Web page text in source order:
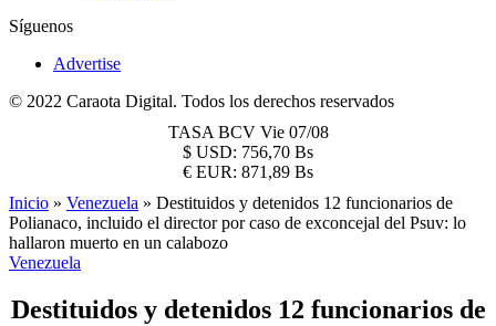
Síguenos
Advertise
© 2022 Caraota Digital. Todos los derechos reservados
TASA BCV Vie 07/08
$ USD: 756,70 Bs
€ EUR: 871,89 Bs
Inicio » Venezuela » Destituidos y detenidos 12 funcionarios de
Polianaco, incluido el director por caso de exconcejal del Psuv: lo
hallaron muerto en un calabozo
Venezuela
Destituidos y detenidos 12 funcionarios de